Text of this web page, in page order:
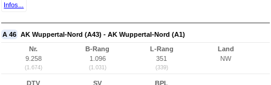
Infos...
A 46 AK Wuppertal-Nord (A43) - AK Wuppertal-Nord (A1)
Nr.
9.258
(1.674)
B-Rang
1.096
(1.031)
L-Rang
351
(339)
Land
NW
DTV
SV
BPL